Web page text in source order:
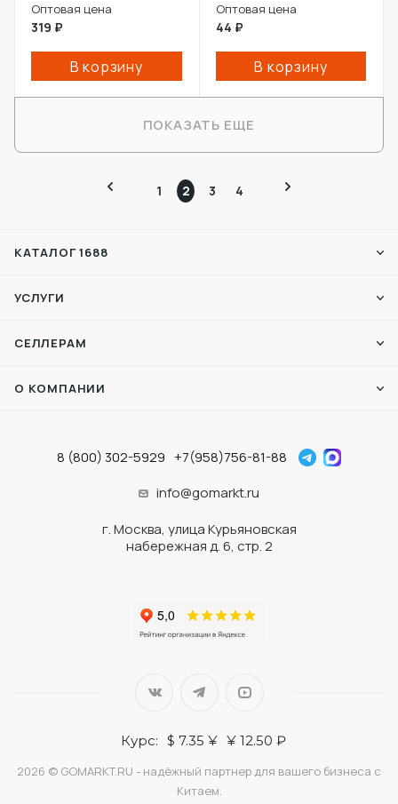
Оптовая цена
319 ₽
В корзину
Оптовая цена
44 ₽
В корзину
ПОКАЗАТЬ ЕЩЕ
1 2 3 4
КАТАЛОГ 1688
УСЛУГИ
СЕЛЛЕРАМ
О КОМПАНИИ
8 (800) 302-5929 +7(958)756-81-88
info@gomarkt.ru
г. Москва, улица Курьяновская
набережная д. 6, стр. 2
Курс: $ 7.35 ¥ ¥ 12.50 ₽
2026 © GOMARKT.RU - надёжный партнер для вашего бизнеса с
Китаем.